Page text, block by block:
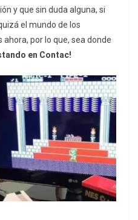
y que sin duda alguna, si
el mundo de los
por lo que, sea donde
en Contac!